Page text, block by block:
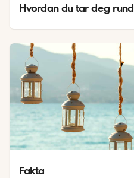
Hvordan du tar deg
Fakta